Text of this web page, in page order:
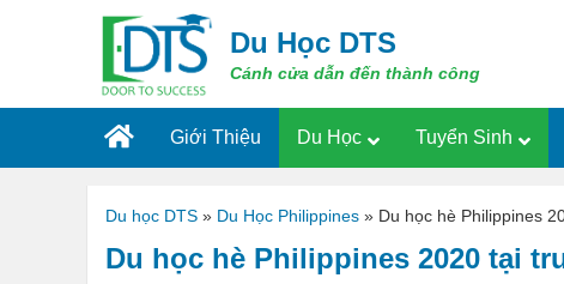
Du Học DTS
Cánh cửa dẫn đến thành công
Giới Thiệu Du Học Tuyển Sinh
Du học DTS » Du Học Philippines » Du học hè Philippines
Du học hè Philippines 2020 tại